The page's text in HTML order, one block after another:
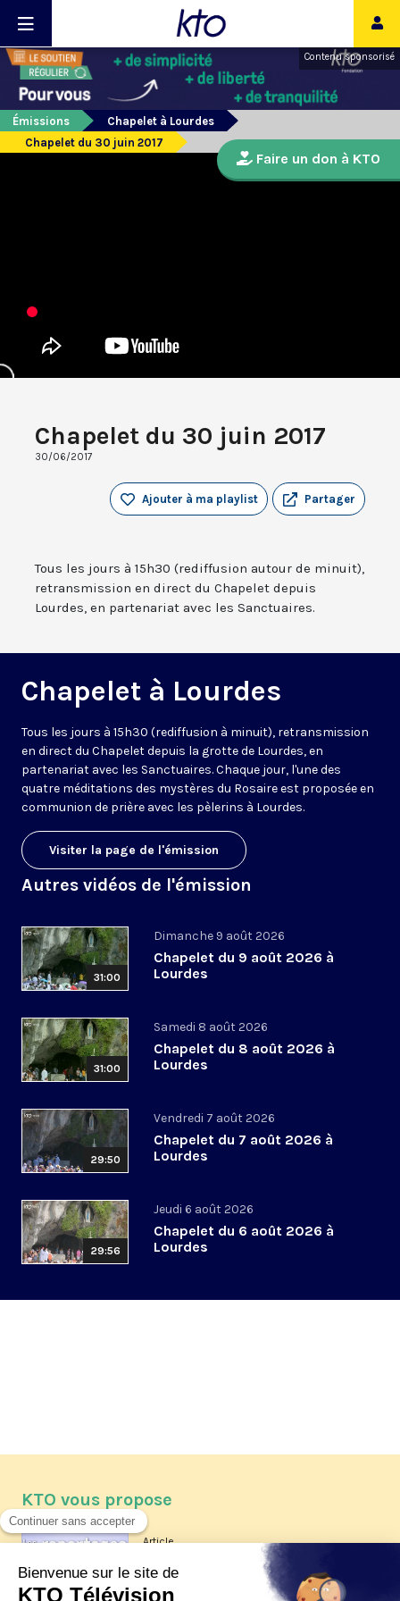
Contenu sponsorisé
Émissions
Chapelet à Lourdes
Chapelet du 30 juin 2017
Chapelet du 30 juin 2017
30/06/2017
Partager
Ajouter à ma playlist
Tous les jours à 15h30 (rediffusion autour de minuit),
retransmission en direct du Chapelet depuis
Lourdes, en partenariat avec les Sanctuaires.
Chapelet à Lourdes
Tous les jours à 15h30 (rediffusion à minuit), retransmission
en direct du Chapelet depuis la grotte de Lourdes, en
partenariat avec les Sanctuaires. Chaque jour, l'une des
quatre méditations des mystères du Rosaire est proposée en
communion de prière avec les pèlerins à Lourdes.
Visiter la page de l'émission
Autres vidéos de l'émission
31:00
Dimanche 9 août 2026
Chapelet du 9 août 2026 à
Lourdes
31:00
Samedi 8 août 2026
Chapelet du 8 août 2026 à
Lourdes
29:50
Vendredi 7 août 2026
Chapelet du 7 août 2026 à
Lourdes
29:56
Jeudi 6 août 2026
Chapelet du 6 août 2026 à
Lourdes
Faire un don à KTO
KTO vous propose
Article
Les reportages d'été 2026 de KTO